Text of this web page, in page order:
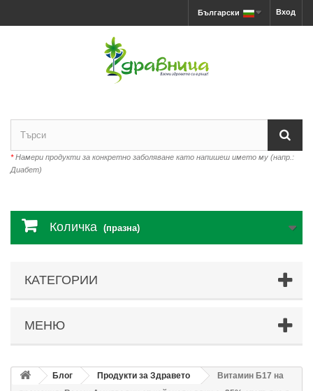
Вход
Български
*Намери продукти за конкретно заболяване като напишеш името му (напр.:
Диабет)
Количка (празна)
КАТЕГОРИИ
МЕНЮ
Блог Продукти за Здравето
Витамин Б17 на